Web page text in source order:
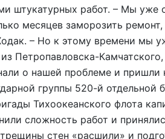
штукатурных работ. – Мы уже
месяцев заморозить
– Но к этому времени мы
Петропавловска-
о нашей проблеме и
группы 520-й отдельной
Тихоокеанского флота
сложность работ и
стен «расшили» и